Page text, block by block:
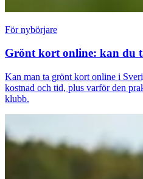
För nybörjare
Grönt kort online: kan du
Kan man ta grönt kort online i
kostnad och tid, plus varför den
klubb.